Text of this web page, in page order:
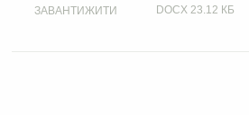
ЗАВАНТИЖИТИ DOCX 23.12 КБ